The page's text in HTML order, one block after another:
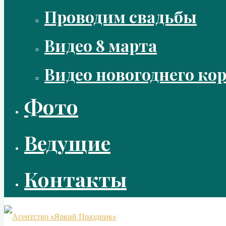
Проводим свадьбы
Видео 8 марта
Видео новогоднего
Фото
Ведущие
Контакты